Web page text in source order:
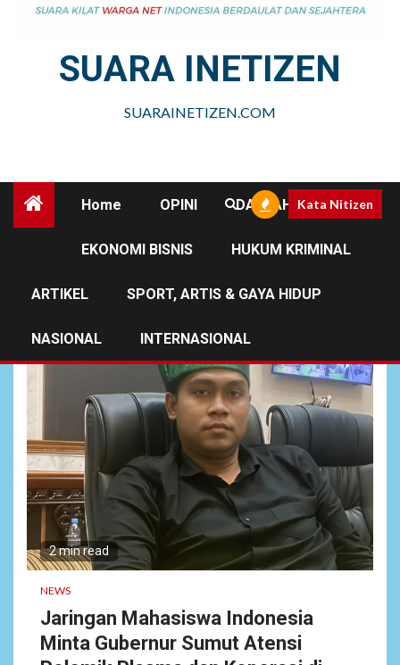
SUARA INETIZEN
SUARAINETIZEN.COM
Home OPINI DAERAH
EKONOMI BISNIS HUKUM KRIMINAL
ARTIKEL SPORT, ARTIS & GAYA HIDUP
NASIONAL INTERNASIONAL
Kata Nitizen
2 min read
NEWS
Jaringan Mahasiswa Indonesia
Minta Gubernur Sumut Atensi